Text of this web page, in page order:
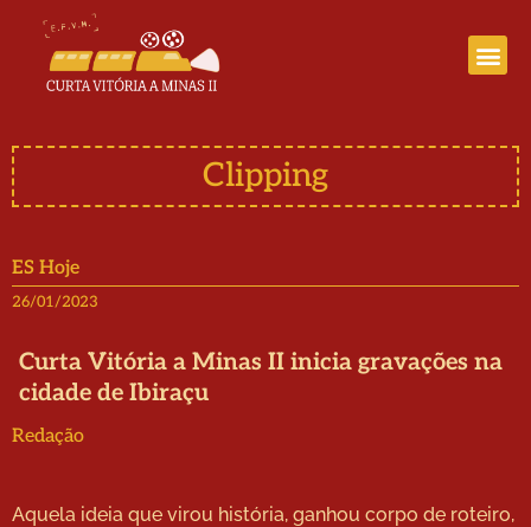
Clipping
ES Hoje
26/01/2023
Curta Vitória a Minas II inicia gravações na
cidade de Ibiraçu
Redação
Aquela ideia que virou história, ganhou corpo de roteiro,